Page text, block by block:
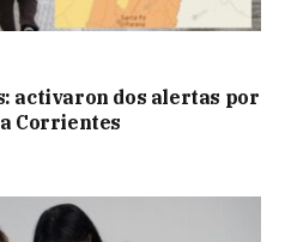
activaron dos alertas por
Corrientes